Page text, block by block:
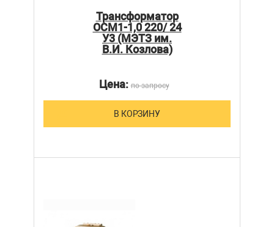
Трансформатор
ОСМ1-1,0 220/ 24
У3 (МЭТЗ им.
В.И. Козлова)
Цена:по запросу
В КОРЗИНУ